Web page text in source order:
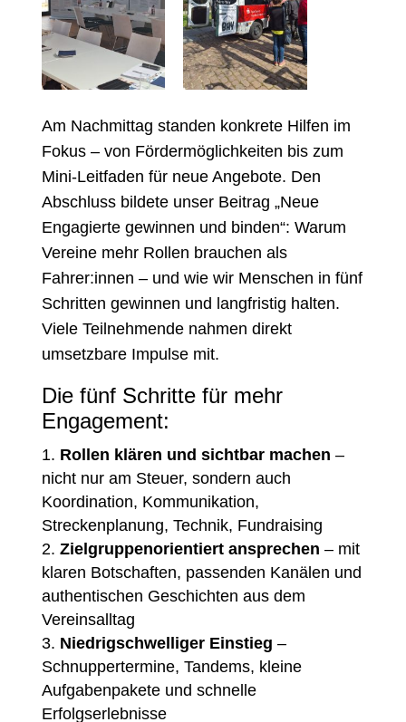
Am Nachmittag standen konkrete Hilfen im
Fokus – von Fördermöglichkeiten bis zum
Mini‑Leitfaden für neue Angebote. Den
Abschluss bildete unser Beitrag „Neue
Engagierte gewinnen und binden“: Warum
Vereine mehr Rollen brauchen als
Fahrer:innen – und wie wir Menschen in fünf
Schritten gewinnen und langfristig halten.
Viele Teilnehmende nahmen direkt
umsetzbare Impulse mit.
Die fünf Schritte für mehr
Engagement:
Rollen klären und sichtbar machen –
nicht nur am Steuer, sondern auch
Koordination, Kommunikation,
Streckenplanung, Technik, Fundraising
Zielgruppenorientiert ansprechen – mit
klaren Botschaften, passenden Kanälen und
authentischen Geschichten aus dem
Vereinsalltag
Niedrigschwelliger Einstieg –
Schnuppertermine, Tandems, kleine
Aufgabenpakete und schnelle
Erfolgserlebnisse